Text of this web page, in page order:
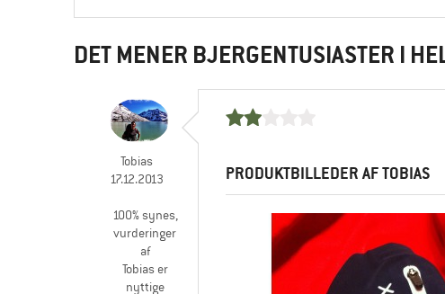
DET MENER BJERGENTUSIASTER I
Tobias
17.12.2013
100% synes,
vurderinger
af
Tobias er
nyttige
PRODUKTBILLEDER AF TOBIAS